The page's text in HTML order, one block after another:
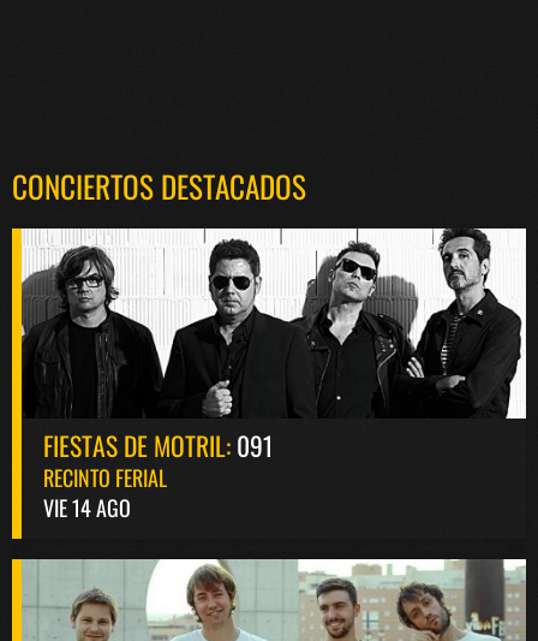
CONCIERTOS DESTACADOS
FIESTAS DE MOTRIL:091
RECINTO FERIAL
VIE 14 AGO